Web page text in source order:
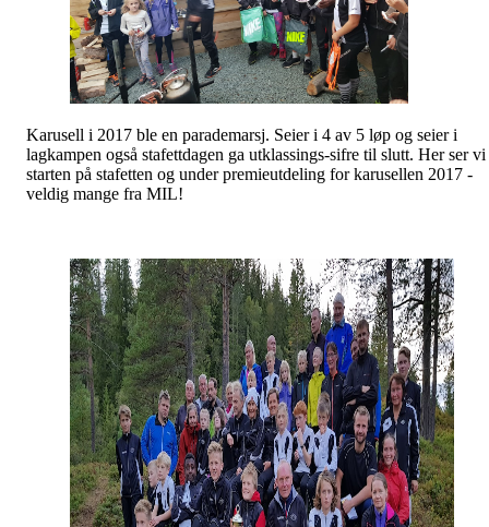
Karusell i 2017 ble en parademarsj. Seier i 4 av 5 løp og seier i
lagkampen også stafettdagen ga utklassings-sifre til slutt. Her ser vi
starten på stafetten og under premieutdeling for karusellen 2017 -
veldig mange fra MIL!